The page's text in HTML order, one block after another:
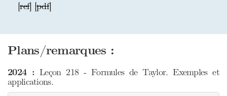
[ref] [pdf]
Plans/remarques :
2024 : Leçon 218 - Formules de Taylor. Exemples et
applications.